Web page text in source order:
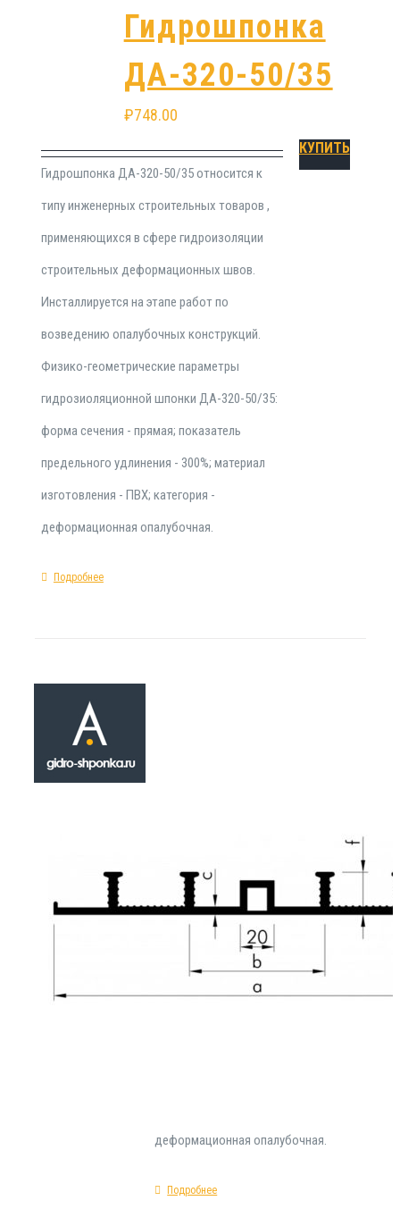
Гидрошпонка
ДА-320-50/35
₽748.00
Гидрошпонка ДА-320-50/35 относится к
типу инженерных строительных товаров ,
применяющихся в сфере гидроизоляции
строительных деформационных швов.
Инсталлируется на этапе работ по
возведению опалубочных конструкций.
Физико-геометрические параметры
гидрозиоляционной шпонки ДА-320-50/35:
форма сечения - прямая; показатель
предельного удлинения - 300%; материал
изготовления - ПВХ; категория -
деформационная опалубочная.
Подробнее
КУПИТЬ
Гидроизоляционная прокладка DA 240/25
категории инженерных материалов ,
специально для применения в сфере
герметизации строительных
деформационная опалубочная.
Подробнее